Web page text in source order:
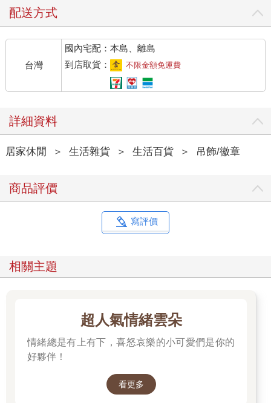
配送方式
台灣
國內宅配：本島、離島
到店取貨：
不限金額免運費
詳細資料
居家休閒 ＞ 生活雜貨 ＞ 生活百貨 ＞ 吊飾/徽章
商品評價
寫評價
相關主題
超人氣情緒雲朵
情緒總是有上有下，喜怒哀樂的小可愛們是你的
好夥伴！
看更多